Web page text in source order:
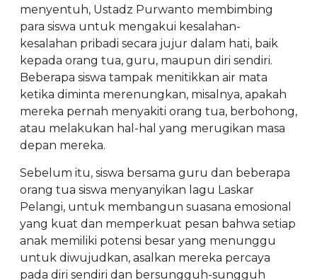
menyentuh, Ustadz Purwanto membimbing
para siswa untuk mengakui kesalahan-
kesalahan pribadi secara jujur dalam hati, baik
kepada orang tua, guru, maupun diri sendiri.
Beberapa siswa tampak menitikkan air mata
ketika diminta merenungkan, misalnya, apakah
mereka pernah menyakiti orang tua, berbohong,
atau melakukan hal-hal yang merugikan masa
depan mereka.
Sebelum itu, siswa bersama guru dan beberapa
orang tua siswa menyanyikan lagu Laskar
Pelangi, untuk membangun suasana emosional
yang kuat dan memperkuat pesan bahwa setiap
anak memiliki potensi besar yang menunggu
untuk diwujudkan, asalkan mereka percaya
pada diri sendiri dan bersungguh-sungguh